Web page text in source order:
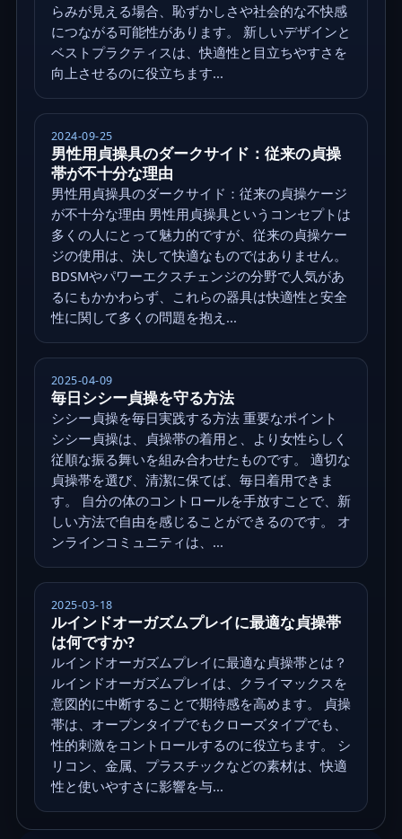
らみが見える場合、恥ずかしさや社会的な不快感
につながる可能性があります。 新しいデザインと
ベストプラクティスは、快適性と目立ちやすさを
向上させるのに役立ちます...
2024-09-25
男性用貞操具のダークサイド：従来の貞操
帯が不十分な理由
男性用貞操具のダークサイド：従来の貞操ケージ
が不十分な理由 男性用貞操具というコンセプトは
多くの人にとって魅力的ですが、従来の貞操ケー
ジの使用は、決して快適なものではありません。
BDSMやパワーエクスチェンジの分野で人気があ
るにもかかわらず、これらの器具は快適性と安全
性に関して多くの問題を抱え...
2025-04-09
毎日シシー貞操を守る方法
シシー貞操を毎日実践する方法 重要なポイント
シシー貞操は、貞操帯の着用と、より女性らしく
従順な振る舞いを組み合わせたものです。 適切な
貞操帯を選び、清潔に保てば、毎日着用できま
す。 自分の体のコントロールを手放すことで、新
しい方法で自由を感じることができるのです。 オ
ンラインコミュニティは、...
2025-03-18
ルインドオーガズムプレイに最適な貞操帯
は何ですか?
ルインドオーガズムプレイに最適な貞操帯とは？
ルインドオーガズムプレイは、クライマックスを
意図的に中断することで期待感を高めます。 貞操
帯は、オープンタイプでもクローズタイプでも、
性的刺激をコントロールするのに役立ちます。 シ
リコン、金属、プラスチックなどの素材は、快適
性と使いやすさに影響を与...